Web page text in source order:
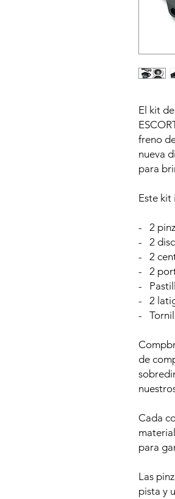
El kit
freno
nueva
para
Este kit
- 2
- 2
- 2
- 2
-
- 2
-
de
Cada
para
Las
pista y